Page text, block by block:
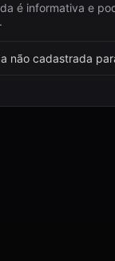
é informativa e
não cadastrada